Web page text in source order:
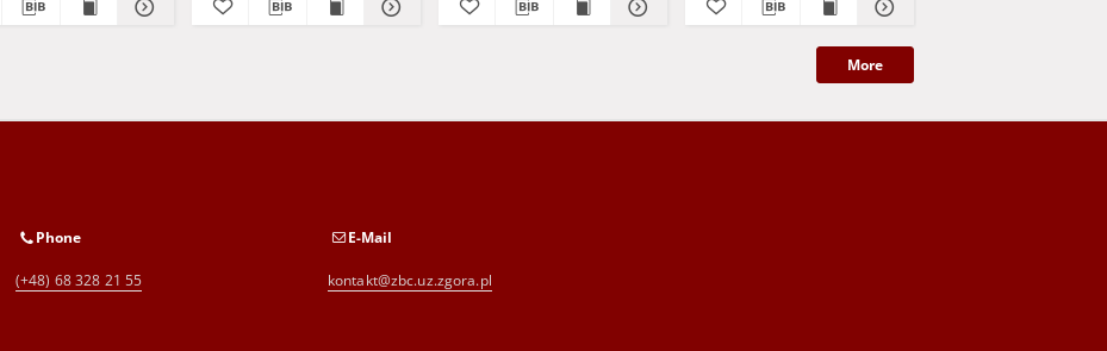
More
Phone
(+48) 68 328 21 55
E-Mail
kontakt@zbc.uz.zgora.pl